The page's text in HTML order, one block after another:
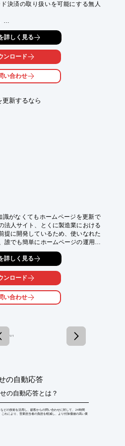
決済の取り扱いを可能にする無人
台以上の稼働実績を誇る当社の
（通称：JMMS）」。
決済サービスをご提供いたします。
合わせください。
に準拠
詳しく見る
ンロード
い合わせ
新するなら
識がなくてもホームページを更新で
法人サイト、とくに製造業における
提に開発しているため、使いなれた
誰でも簡単にホームページの運用を
で操作できる
・信頼を守る
ただくだけではなく、「ホームペー
ームページからの成果の生み出し
詳しく見る
ンロード
い合わせ
1 / 1
の自動応答
の自動応答とは？
どの技術を活用し、顧客からの問い合わせに対して、24時間
れにより、営業担当者の負担を軽減し、より付加価値の高い業